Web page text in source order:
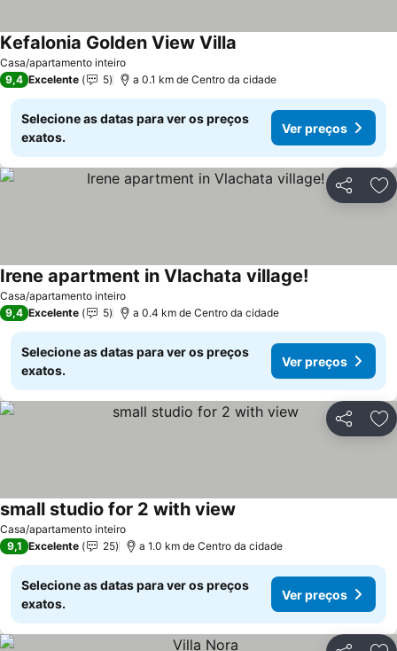
Casa/apartamento inteiro
Κefalonia Golden View Villa
9,4 Excelente 5 a 0.1 km de Centro da cidade
Selecione as datas para ver os preços
exatos.
Ver preços
Partilhar
Casa/apartamento inteiro
Irene apartment in Vlachata village!
9,4 Excelente 5 a 0.4 km de Centro da cidade
Selecione as datas para ver os preços
exatos.
Ver preços
Partilhar
Casa/apartamento inteiro
small studio for 2 with view
9,1 Excelente 25 a 1.0 km de Centro da cidade
Selecione as datas para ver os preços
exatos.
Ver preços